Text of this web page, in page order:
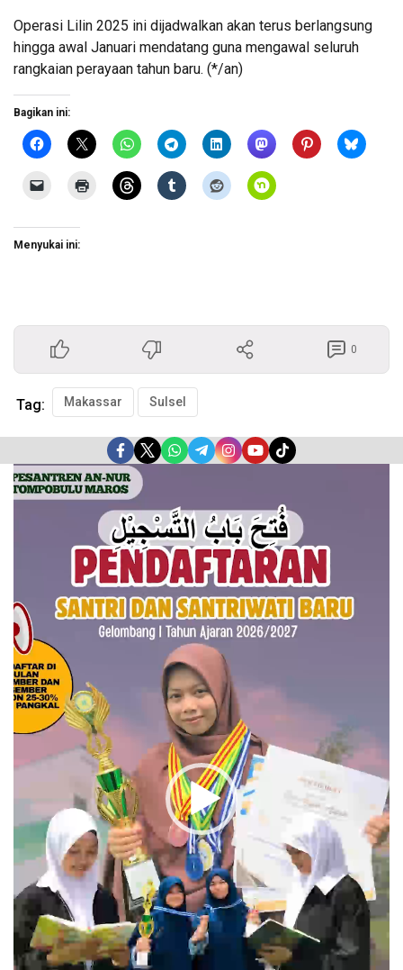
Operasi Lilin 2025 ini dijadwalkan akan terus berlangsung
hingga awal Januari mendatang guna mengawal seluruh
rangkaian perayaan tahun baru. (*/an)
Bagikan ini:
Menyukai ini:
0
Tag: Makassar Sulsel
Pemutar
Video